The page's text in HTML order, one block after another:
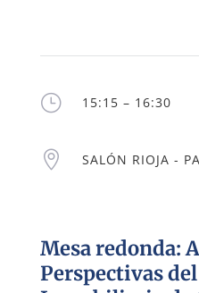
} 15:15 – 16:30
 SALÓN RIOJA -
Mesa redonda:
Perspectivas